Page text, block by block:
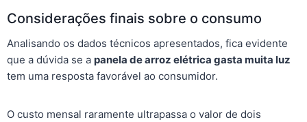
Considerações finais sobre o consumo
Analisando os dados técnicos apresentados, fica evidente
que a dúvida se a panela de arroz elétrica gasta muita luz
tem uma resposta favorável ao consumidor.
O custo mensal raramente ultrapassa o valor de dois